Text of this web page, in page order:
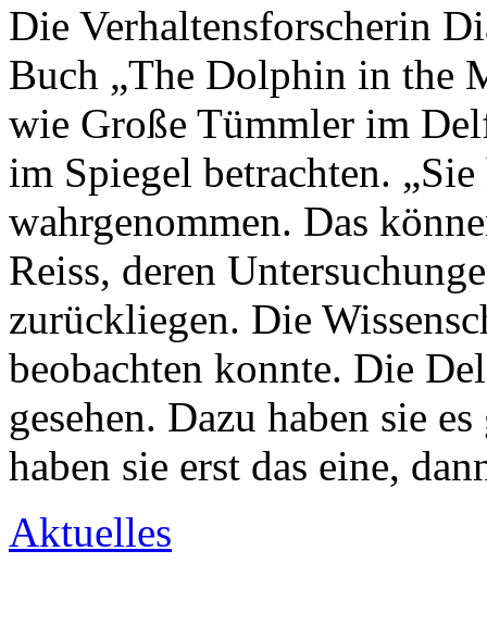
Die Verhaltensforscherin
Buch „The Dolphin in the
wie Große Tümmler im
im Spiegel betrachten.
wahrgenommen. Das
Reiss, deren
zurückliegen. Die
beobachten konnte. Die
gesehen. Dazu haben sie
haben sie erst das eine,
Aktuelles